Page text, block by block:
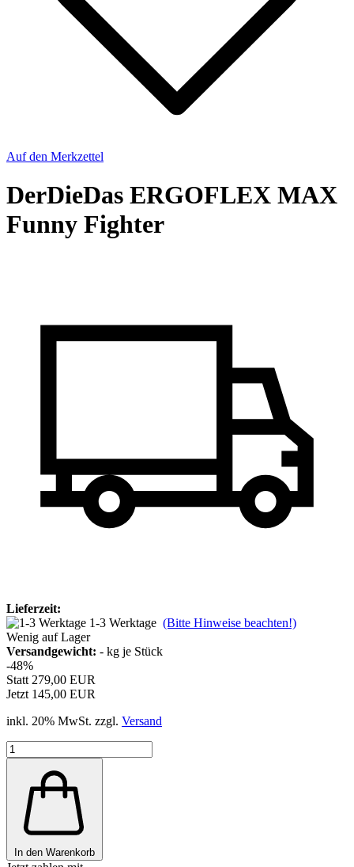
Auf den Merkzettel
DerDieDas ERGOFLEX MAX
Funny Fighter
Lieferzeit:
1-3 Werktage (Bitte Hinweise beachten!)
Wenig auf Lager
Versandgewicht: - kg je Stück
-48%
Statt 279,00 EUR
Jetzt 145,00 EUR
inkl. 20% MwSt. zzgl. Versand
In den Warenkorb